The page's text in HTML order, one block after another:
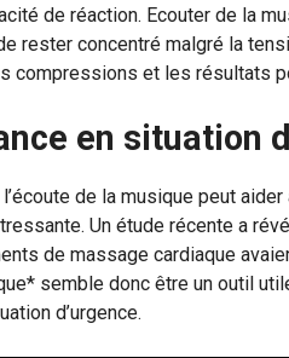
de réaction. Ecouter de la
rester concentré malgré la
compressions et les résultats
en situation
de la musique peut aider
Un étude récente a
de massage cardiaque
semble donc être un outil
d’urgence.